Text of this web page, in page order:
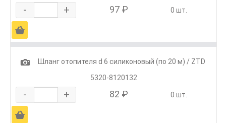
- + 97 ₽ 0 шт.
Ä
1
Шланг отопителя d 6 силиконовый (по 20 м) / ZTD
5320-8120132
- + 82 ₽ 0 шт.
Ä